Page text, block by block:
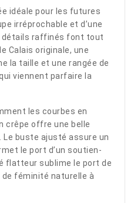
idéale pour les futures
irréprochable et d’une
détails raffinés font tout
Calais originale, une
la taille et une rangée de
viennent parfaire la
les courbes en
crêpe offre une belle
buste ajusté assure un
le port d’un soutien-
flatteur sublime le port de
féminité naturelle à